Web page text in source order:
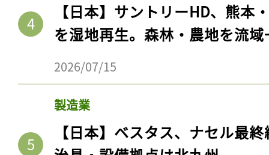
【日本】サントリーHD、熊本
を湿地再生。森林・農地を流
2026/07/15
製造業
【日本】ベスタス、ナセル最